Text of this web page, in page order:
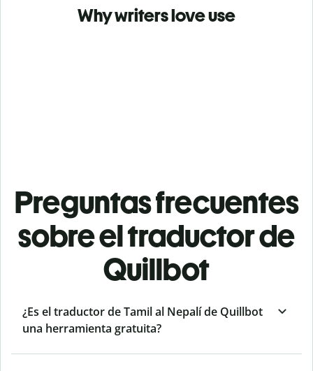
Why writers love use
Preguntas frecuentes
sobre el traductor de
Quillbot
¿Es el traductor de Tamil al Nepalí de Quillbot
una herramienta gratuita?